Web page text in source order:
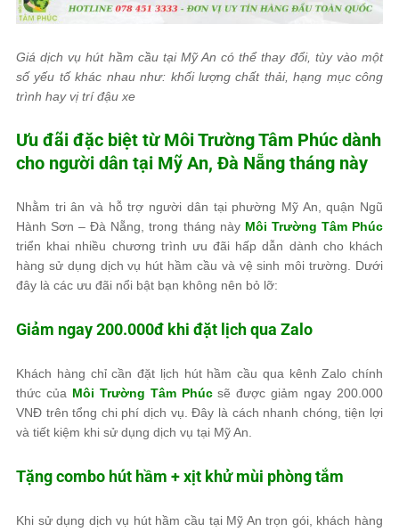
Giá dịch vụ hút hầm cầu tại Mỹ An có thể thay đổi, tùy vào một
số yếu tố khác nhau như: khối lượng chất thải, hạng mục công
trình hay vị trí đậu xe
Ưu đãi đặc biệt từ Môi Trường Tâm Phúc dành
cho người dân tại Mỹ An, Đà Nẵng tháng này
Nhằm tri ân và hỗ trợ người dân tại phường Mỹ An, quận Ngũ
Hành Sơn – Đà Nẵng, trong tháng này Môi Trường Tâm Phúc
triển khai nhiều chương trình ưu đãi hấp dẫn dành cho khách
hàng sử dụng dịch vụ hút hầm cầu và vệ sinh môi trường. Dưới
đây là các ưu đãi nổi bật bạn không nên bỏ lỡ:
Giảm ngay 200.000đ khi đặt lịch qua Zalo
Khách hàng chỉ cần đặt lịch hút hầm cầu qua kênh Zalo chính
thức của Môi Trường Tâm Phúcsẽ được giảm ngay 200.000
VNĐ trên tổng chi phí dịch vụ. Đây là cách nhanh chóng, tiện lợi
và tiết kiệm khi sử dụng dịch vụ tại Mỹ An.
Tặng combo hút hầm + xịt khử mùi phòng tắm
Khi sử dụng dịch vụ hút hầm cầu tại Mỹ An trọn gói, khách hàng